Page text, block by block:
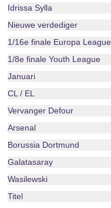
Idrissa Sylla
Nieuwe verdediger
1/16e finale Europa League
1/8e finale Youth League
Januari
CL / EL
Vervanger Defour
Arsenal
Borussia Dortmund
Galatasaray
Wasilewski
Titel